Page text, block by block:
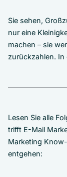
Sie sehen,
nur eine
machen – sie
zurückzahlen. In
Lesen Sie alle
trifft E-Mail
Marketing
entgehen: